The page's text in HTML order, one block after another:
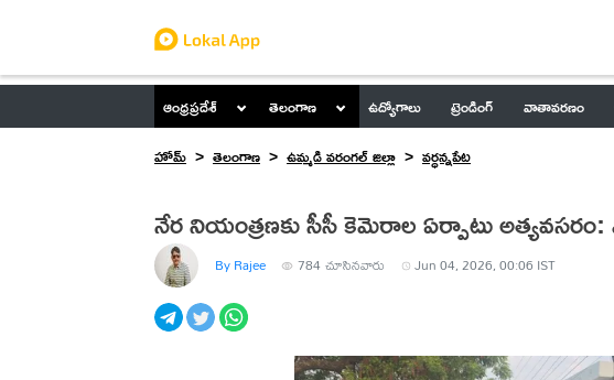
ఆంధ్రప్రదేశ్ తెలంగాణ ఉద్యోగాలు ట్రెండింగ్ వాతావరణం
హోమ్
తెలంగాణ ఉమ్మడి వరంగల్ జిల్లా వర్ధన్నపేట
నేర నియంత్రణకు సీసీ కెమెరాల ఏర్పాటు
By Rajee 784చూసినవారు Jun 04, 2026, 00:06 IST